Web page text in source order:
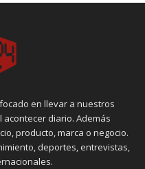
en llevar a nuestros
diario. Además
producto, marca o negocio.
deportes, entrevistas,